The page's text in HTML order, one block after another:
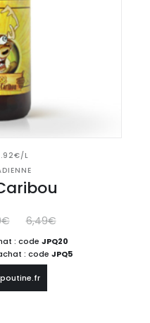
L
6,49€
: code JPQ20
: code JPQ5